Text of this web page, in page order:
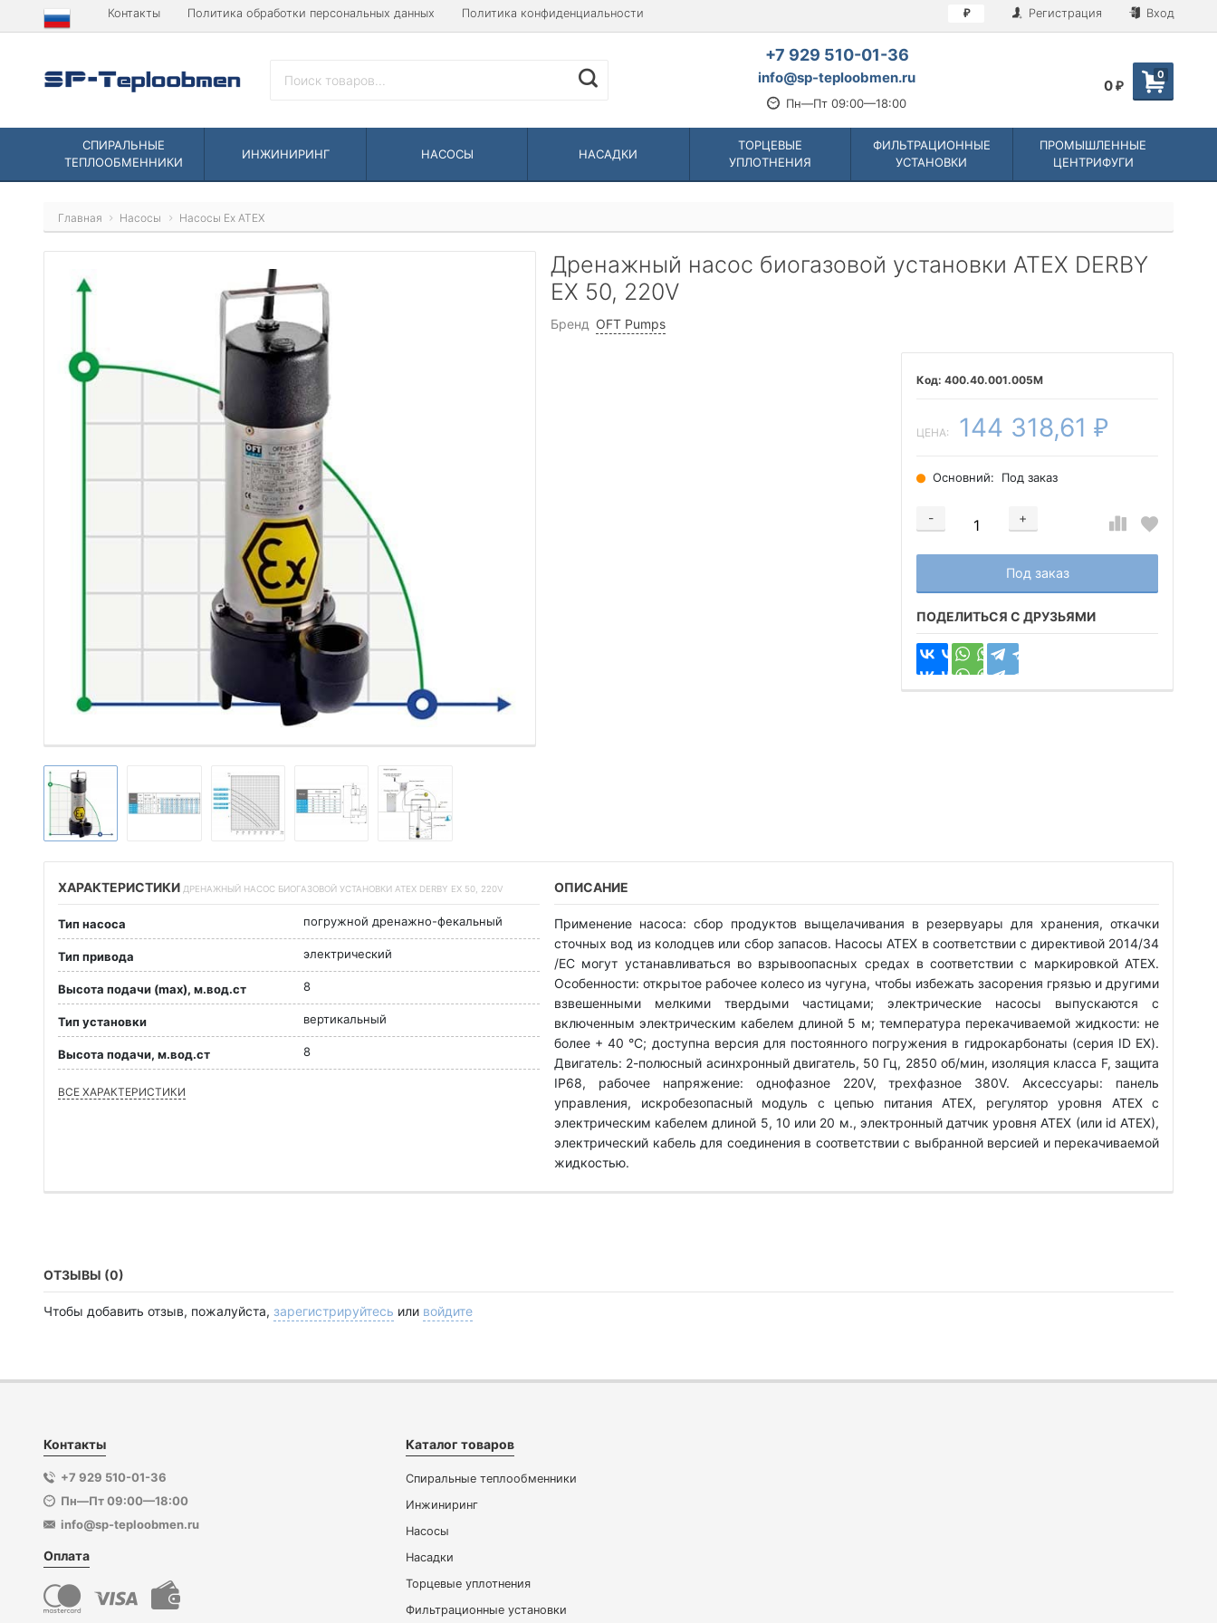
Контакты Политика обработки персональных данных Политика конфиденциальности ₽ Регистрация Вход
+7 929 510-01-36
info@sp-teploobmen.ru
Пн—Пт 09:00—18:00
0
0 ₽
СПИРАЛЬНЫЕ
ТЕПЛООБМЕННИКИ
ИНЖИНИРИНГ НАСОСЫ НАСАДКИ
ТОРЦЕВЫЕ
УПЛОТНЕНИЯ
ФИЛЬТРАЦИОННЫЕ
УСТАНОВКИ
ПРОМЫШЛЕННЫЕ
ЦЕНТРИФУГИ
Главная Насосы Насосы Ex ATEX
Дренажный насос биогазовой установки ATEX DERBY
EX 50, 220V
Бренд OFT Pumps
400.40.001.005M
ЦЕНА: 144 318,61 ₽
Основний: Под заказ
-
+
Добавляется...
Под заказ
Добавлен
ПОДЕЛИТЬСЯ С ДРУЗЬЯМИ
ХАРАКТЕРИСТИКИ ДРЕНАЖНЫЙ НАСОС БИОГАЗОВОЙ УСТАНОВКИ ATEX DERBY EX 50, 220V
Тип насоса погружной дренажно-фекальный
Тип привода электрический
Высота подачи (max), м.вод.ст 8
Тип установки вертикальный
Высота подачи, м.вод.ст 8
ВСЕ ХАРАКТЕРИСТИКИ
ОПИСАНИЕ
Применение насоса: сбор продуктов выщелачивания в резервуары для хранения, откачки
сточных вод из колодцев или сбор запасов. Насосы ATEX в соответствии с директивой 2014/34
/ЕС могут устанавливаться во взрывоопасных средах в соответствии с маркировкой ATEX.
Особенности: открытое рабочее колесо из чугуна, чтобы избежать засорения грязью и другими
взвешенными мелкими твердыми частицами; электрические насосы выпускаются с
включенным электрическим кабелем длиной 5 м; температура перекачиваемой жидкости: не
более + 40 °C; доступна версия для постоянного погружения в гидрокарбонаты (серия ID EX).
Двигатель: 2-полюсный асинхронный двигатель, 50 Гц, 2850 об/мин, изоляция класса F, защита
IP68, рабочее напряжение: однофазное 220V, трехфазное 380V. Аксессуары: панель
управления, искробезопасный модуль с цепью питания ATEX, регулятор уровня ATEX с
электрическим кабелем длиной 5, 10 или 20 м., электронный датчик уровня ATEX (или id ATEX),
электрический кабель для соединения в соответствии с выбранной версией и перекачиваемой
жидкостью.
ОТЗЫВЫ (0)
Чтобы добавить отзыв, пожалуйста, зарегистрируйтесь или войдите
Контакты
+7 929 510-01-36
Пн—Пт 09:00—18:00
info@sp-teploobmen.ru
Оплата
Каталог товаров
Спиральные теплообменники
Инжиниринг
Насосы
Насадки
Торцевые уплотнения
Фильтрационные установки